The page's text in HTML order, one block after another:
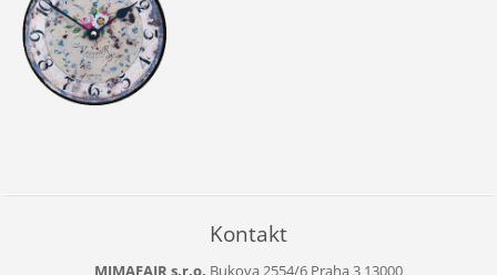
Kontakt
MIMAFAIR s.r.o. Bukova 2554/6 Praha 3 13000